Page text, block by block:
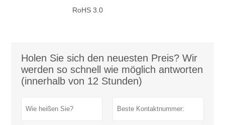
RoHS 3.0
Holen Sie sich den neuesten Preis? Wir
werden so schnell wie möglich antworten
(innerhalb von 12 Stunden)